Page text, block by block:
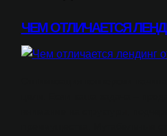
ЧЕМ ОТЛИЧАЕТСЯ